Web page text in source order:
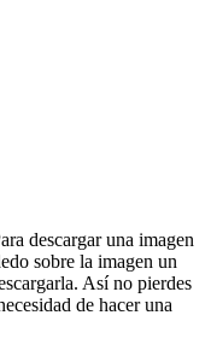
descargar una imagen
sobre la imagen un
Así no pierdes
de hacer una